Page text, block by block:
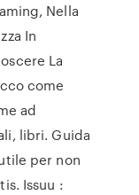
Nella
In
La
come
ad
libri. Guida
per non
Issuu :